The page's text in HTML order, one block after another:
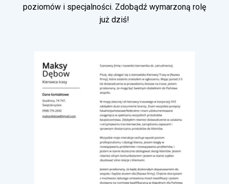
poziomów i specjalności. Zdobądź wymarzoną rolę
już dziś!